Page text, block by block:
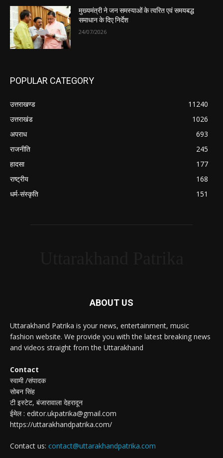
मुख्यमंत्री ने जन समस्याओं के त्वरित एवं समयबद्ध
समाधान के दिए निर्देश
24/07/2026
POPULAR CATEGORY
उत्तराखण्ड
11240
उत्तराखंड
1026
अपराध
693
राजनीति
245
हादसा
177
राष्ट्रीय
168
धर्म-संस्कृति
151
ABOUT US
Uttarakhand Patrika is your news, entertainment, music
fashion website. We provide you with the latest breaking news
and videos straight from the Uttarakhand
Contact
स्वामी /संपादक
सोबन सिंह
टी इस्टेट, बंजारावाला देहरादून
ईमेल : editor.ukpatrika@gmail.com
https://uttarakhandpatrika.com/
Contact us: contact@uttarakhandpatrika.com